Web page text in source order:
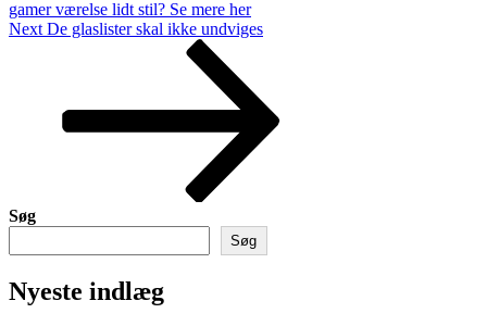
gamer værelse lidt stil? Se mere her
Next
Next De glaslister skal ikke undviges
Søg
Søg
Nyeste indlæg